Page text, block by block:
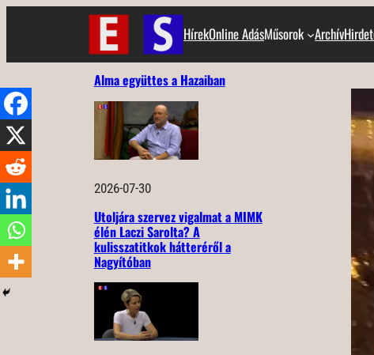
HírekOnline AdásMűsorok Archív
Alma együttes a Hazaiban
2026-07-30
Utoljára szervez vigalmat a MIMK
élén Laczi Sarolta? A
kulisszatitkok hátteréről a
Nagyítóban